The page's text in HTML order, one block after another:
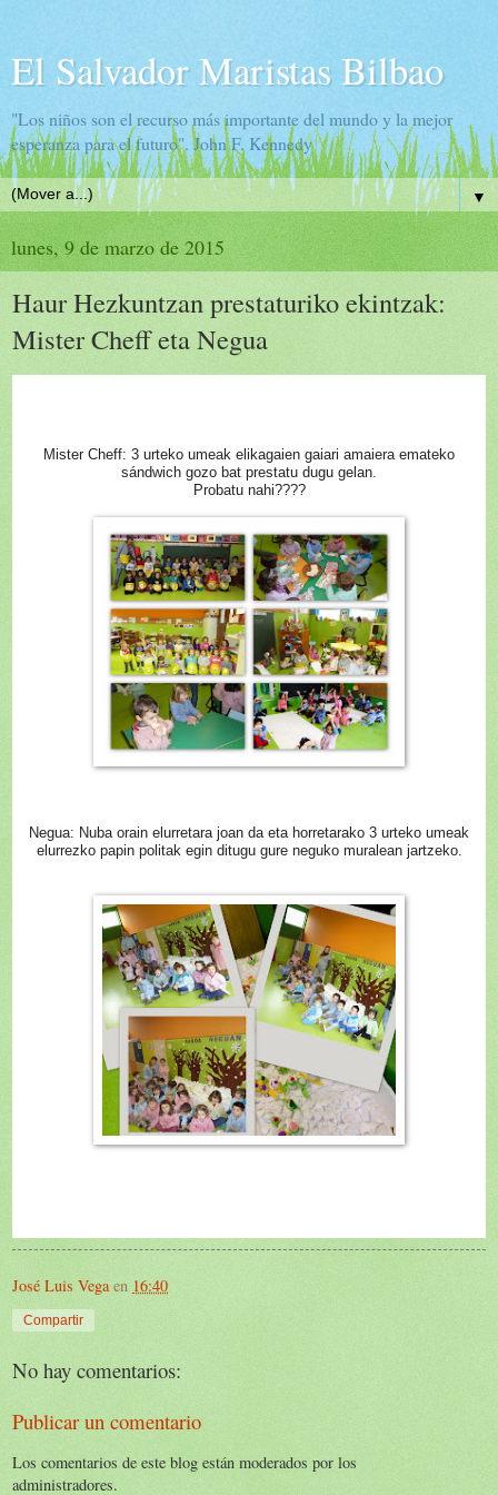
El Salvador Maristas Bilbao
"Los niños son el recurso más importante del mundo y la mejor
esperanza para el futuro". John F. Kennedy
▼
lunes, 9 de marzo de 2015
Haur Hezkuntzan prestaturiko ekintzak:
Mister Cheff eta Negua
Mister Cheff: 3 urteko umeak elikagaien gaiari amaiera emateko
sándwich gozo bat prestatu dugu gelan.
Probatu nahi????
Negua: Nuba orain elurretara joan da eta horretarako 3 urteko umeak
elurrezko papin politak egin ditugu gure neguko muralean jartzeko.
José Luis Vega en 16:40
Compartir
No hay comentarios:
Publicar un comentario
Los comentarios de este blog están moderados por los
administradores.